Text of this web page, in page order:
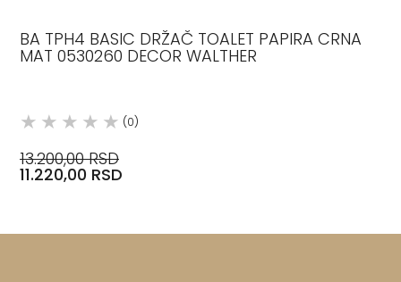
BA TPH4 BASIC DRŽAČ TOALET PAPIRA CRNA
MAT 0530260 DECOR WALTHER
(0)
13.200,00 RSD
11.220,00 RSD